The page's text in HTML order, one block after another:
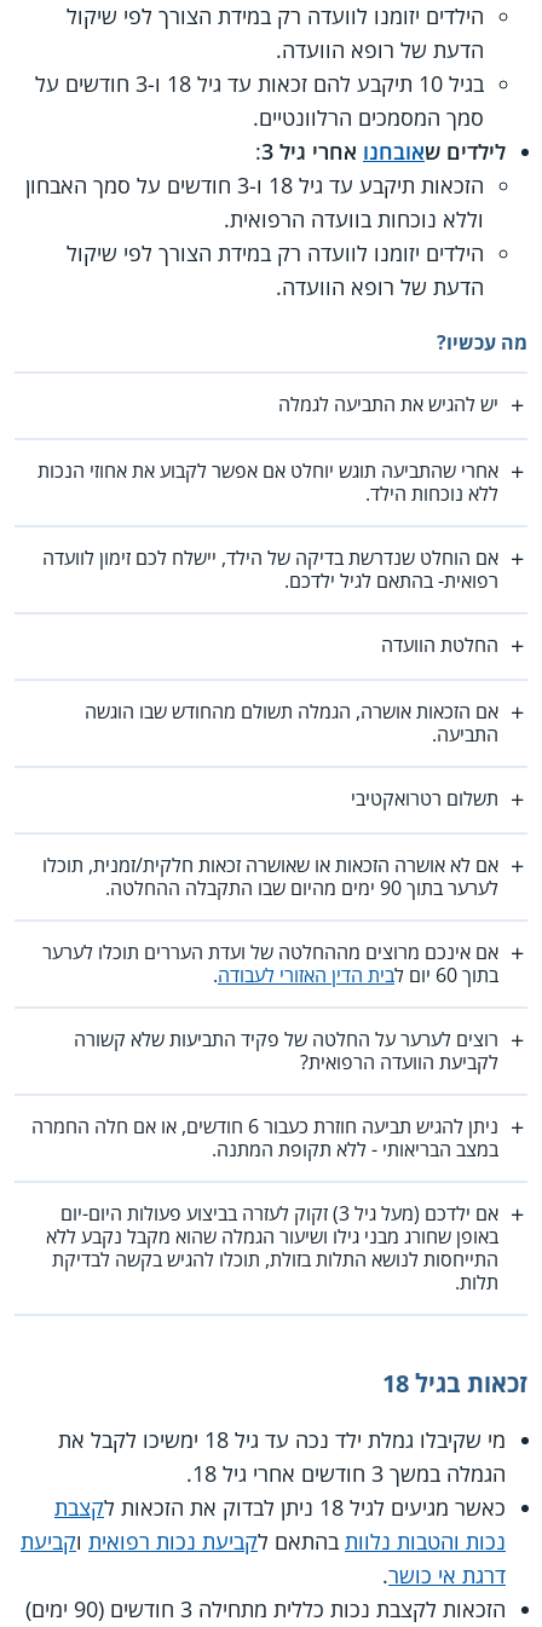
הילדים יזומנו לוועדה רק במידת הצורך לפי שיקול
הדעת של רופא הוועדה.
בגיל 10 תיקבע להם זכאות עד גיל 18 ו-3 חודשים על
סמך המסמכים הרלוונטיים.
לילדים שאובחנו אחרי גיל 3
:
הזכאות תיקבע עד גיל 18 ו-3 חודשים על סמך האבחון
וללא נוכחות בוועדה הרפואית.
הילדים יזומנו לוועדה רק במידת הצורך לפי שיקול
הדעת של רופא הוועדה.
מה עכשיו?
יש להגיש את התביעה לגמלה
אחרי שהתביעה תוגש יוחלט אם אפשר לקבוע את אחוזי הנכות
ללא נוכחות הילד.
אם הוחלט שנדרשת בדיקה של הילד, יישלח לכם זימון לוועדה
רפואית- בהתאם לגיל ילדכם.
החלטת הוועדה
אם הזכאות אושרה, הגמלה תשולם מהחודש שבו הוגשה
התביעה.
תשלום רטרואקטיבי
אם לא אושרה הזכאות או שאושרה זכאות חלקית/זמנית, תוכלו
לערער בתוך 90 ימים מהיום שבו התקבלה ההחלטה.
אם אינכם מרוצים מההחלטה של ועדת העררים תוכלו לערער
בתוך 60 יום ל
בית הדין האזורי לעבודה.
רוצים לערער על החלטה של פקיד התביעות שלא קשורה
לקביעת הוועדה הרפואית?
ניתן להגיש תביעה חוזרת כעבור 6 חודשים, או אם חלה החמרה
במצב הבריאותי - ללא תקופת המתנה.
אם ילדכם (מעל גיל 3) זקוק לעזרה בביצוע פעולות היום-יום
באופן שחורג מבני גילו ושיעור הגמלה שהוא מקבל נקבע ללא
התייחסות לנושא התלות בזולת, תוכלו להגיש בקשה לבדיקת
תלות.
זכאות בגיל 18
מי שקיבלו גמלת ילד נכה עד גיל 18 ימשיכו לקבל את
הגמלה במשך 3 חודשים אחרי גיל 18.
כאשר מגיעים לגיל 18 ניתן לבדוק את הזכאות ל
קצבת
נכות והטבות נלוות בהתאם לקביעת נכות רפואית וקביעת
דרגת אי כושר.
הזכאות לקצבת נכות כללית מתחילה 3 חודשים (90 ימים)